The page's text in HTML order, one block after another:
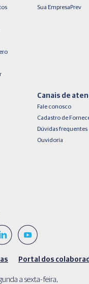
Sua EmpresaPrev
Canais de
Fale conosco
Cadastro de
Dúvidas frequentes
Ouvidoria
Portal dos
a sexta-feira,